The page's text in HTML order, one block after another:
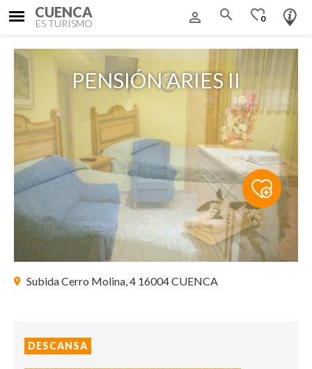
CUENCA
ES TURISMO person_outline search favorite_border
0
Subida Cerro Molina, 4 16004 CUENCA
DESCANSA
PENSIÓN ARIES II